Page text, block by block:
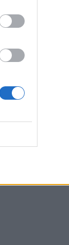
Ταξιάρχη
– Μεγάλη
του